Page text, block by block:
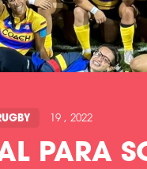
19 , 2022
PARA